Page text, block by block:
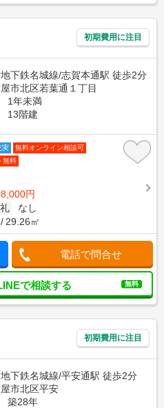
初期費用に注目
下鉄名城線/志賀本通駅 徒歩2分
市北区若葉通１丁目
1年未満
13階建
実
無料オンライン相談可
無料
円
礼
なし
29.26㎡
電話で問合せ
で相談する 無料
初期費用に注目
下鉄名城線/平安通駅 徒歩2分
市北区平安
築28年